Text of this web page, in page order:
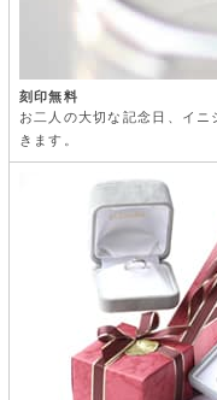
刻印無料
お二人の大切な記念日、イ
きます。